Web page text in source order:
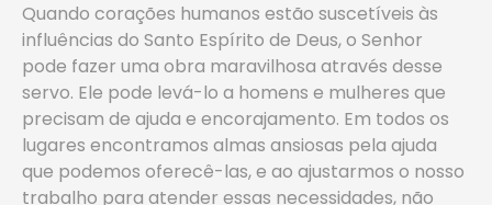
Quando corações humanos estão suscetíveis às
influências do Santo Espírito de Deus, o Senhor
pode fazer uma obra maravilhosa através desse
servo. Ele pode levá-lo a homens e mulheres que
precisam de ajuda e encorajamento. Em todos os
lugares encontramos almas ansiosas pela ajuda
que podemos oferecê-las, e ao ajustarmos o nosso
trabalho para atender essas necessidades, não